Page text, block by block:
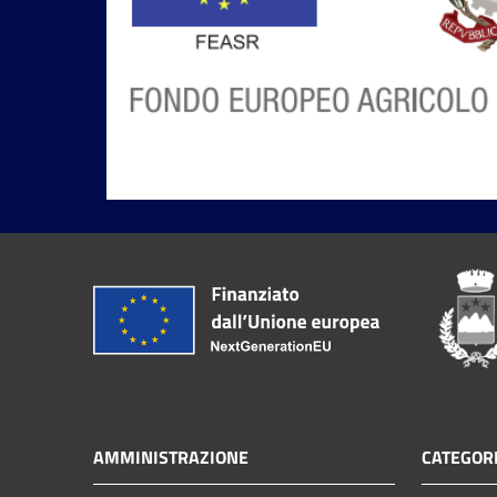
AMMINISTRAZIONE